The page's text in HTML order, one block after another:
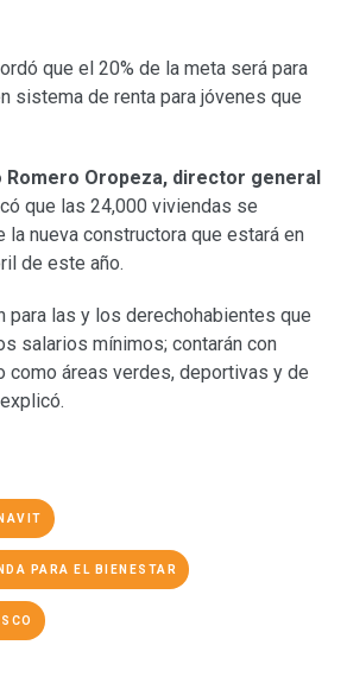
que el 20% de la meta será para
sistema de renta para jóvenes que
Romero Oropeza, director general
que las 24,000 viviendas se
la nueva constructora que estará en
de este año.
para las y los derechohabientes que
salarios mínimos; contarán con
como áreas verdes, deportivas y de
PARA EL BIENESTAR